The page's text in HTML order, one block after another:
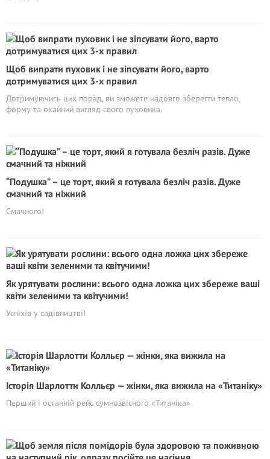
Щоб випрати пуховик і не зіпсувати його, варто
дотримуватися цих 3-х правил
Дотримуючись цих порад, ви зможете надовго зберегти тепло,
форму та охайний вигляд свого пуховика.
“Подушка” – це торт, який я готувала безліч разів. Дуже
смачний та ніжний
Смачного!
Як урятувати рослини: всього одна ложка цих збереже ваші
квіти зеленими та квітучими!
Успіхів у садівництві!
Історія Шарлотти Колльєр — жінки, яка вижила на «Титаніку»
Перший і останній рейс сумнозвісного «Титаніка»